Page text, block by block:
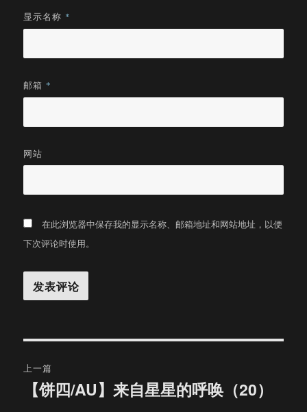
显示名称 *
邮箱 *
网站
在此浏览器中保存我的显示名称、邮箱地址和网站地址，以便
下次评论时使用。
章
上一篇
【饼四/AU】来自星星的呼唤（20）